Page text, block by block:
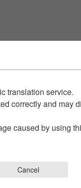
translation service.
correctly and may
caused by using
Cancel